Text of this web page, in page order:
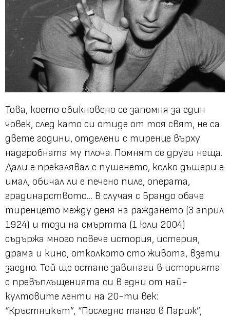
Това, което обикновено се запомня за един
човек, след като си отиде от тоя свят, не са
двете години, отделени с тиренце върху
надгробната му плоча. Помнят се други неща.
Дали е прекалявал с пушенето, колко дъщери е
имал, обичал ли е печено пиле, операта,
градинарството… В случая с Брандо обаче
тиренцето между деня на раждането (3 април
1924) и този на смъртта (1 юли 2004)
съдържа много повече история, истерия,
драма и кино, отколкото сто живота, взети
заедно. Той ще остане завинаги в историята
с превъплъщенията си в едни от най-
култовите ленти на 20-ти век:
“Кръстникът”, “Последно танго в Париж”,